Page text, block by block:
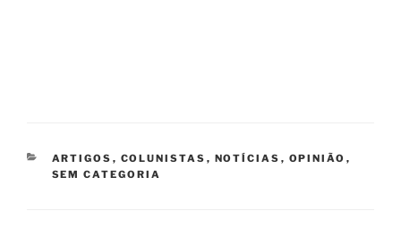
CATEGORIAS
ARTIGOS , COLUNISTAS , NOTÍCIAS , OPINIÃO ,
SEM CATEGORIA